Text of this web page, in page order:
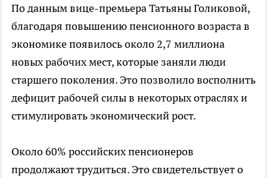
По данным вице-премьера Татьяны Голиковой,
благодаря повышению пенсионного возраста в
экономике появилось около 2,7 миллиона
новых рабочих мест, которые заняли люди
старшего поколения. Это позволило восполнить
дефицит рабочей силы в некоторых отраслях и
стимулировать экономический рост.
Около 60% российских пенсионеров
продолжают трудиться. Это свидетельствует о